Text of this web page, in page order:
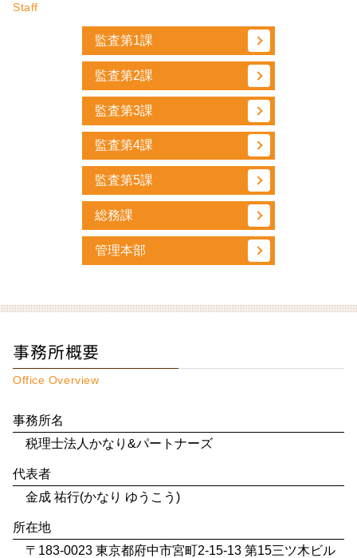
Staff
監査第1課
監査第2課
監査第3課
監査第4課
監査第5課
総務課
管理本部
事務所概要
Office Overview
事務所名
税理士法人かなり&パートナーズ
代表者
金成 祐行(かなり ゆうこう)
所在地
〒183-0023 東京都府中市宮町2-15-13 第15三ツ木ビル